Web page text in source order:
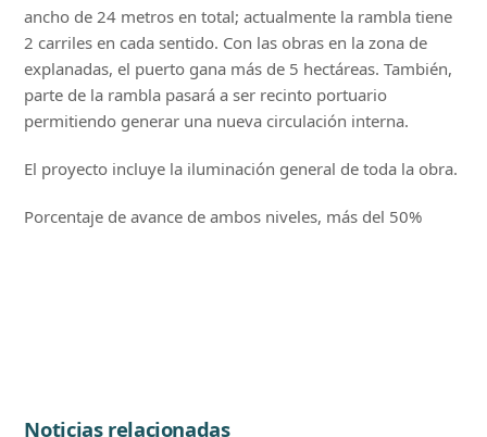
ancho de 24 metros en total; actualmente la rambla tiene
2 carriles en cada sentido. Con las obras en la zona de
explanadas, el puerto gana más de 5 hectáreas. También,
parte de la rambla pasará a ser recinto portuario
permitiendo generar una nueva circulación interna.
El proyecto incluye la iluminación general de toda la obra.
Porcentaje de avance de ambos niveles, más del 50%
Noticias relacionadas